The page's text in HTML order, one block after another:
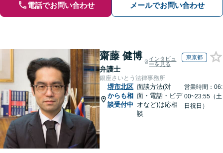
電話でお問い合わせ メールでお問い合わせ
齋藤 健博
弁護士
インタビュ
ーを見る
東京都
銀座さいとう法律事務所
堺市北区
からも相
談受付中
面談方法(対
面・電話・ビデ
オなど)は応相
談
営業時間：06:
00~23:55（土
日祝日）